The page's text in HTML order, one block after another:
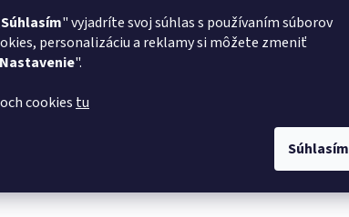
Súhlasím" vyjadríte svoj súhlas s používaním súborov
personalizáciu a reklamy si môžete zmeniť
Nastavenie".
cookies tu
Súhlasím